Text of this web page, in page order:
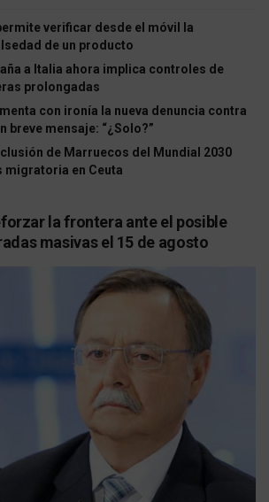
verificar desde el móvil la
de un producto
a Italia ahora implica controles de
prolongadas
con ironía la nueva denuncia contra
breve mensaje: “¿Solo?”
de Marruecos del Mundial 2030
migratoria en Ceuta
la frontera ante el posible
masivas el 15 de agosto